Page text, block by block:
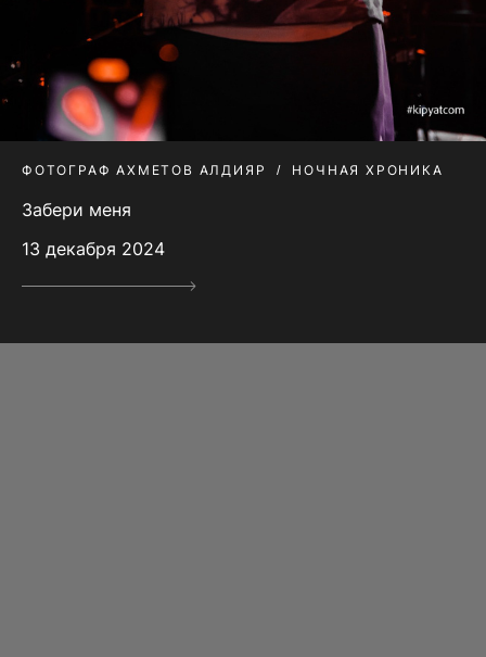
ФОТОГРАФ АХМЕТОВ АЛДИЯР НОЧНАЯ ХРОНИКА
Забери меня
13 декабря 2024